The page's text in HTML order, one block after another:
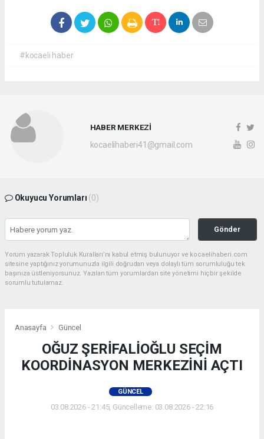
#kocaeli haber
HABER MERKEZİ
kocaelihaberi41@gmail.com
Okuyucu Yorumları (0)
Gönder
Yorum yazarak Topluluk Kuralları’nı kabul etmiş bulunuyor ve kocaelihaberi.com
sitesine yaptığınız yorumunuzla ilgili doğrudan veya dolaylı tüm sorumluluğu tek
başınıza üstleniyorsunuz. Yazılan tüm yorumlardan site yönetimi hiçbir şekilde
sorumlu tutulamaz.
Anasayfa Güncel
OĞUZ ŞERİFALİOĞLU SEÇİM
KOORDİNASYON MERKEZİNİ AÇTI
GÜNCEL
03.08.2026 - 21:45, Güncelleme: 03.08.2026 - 22:16